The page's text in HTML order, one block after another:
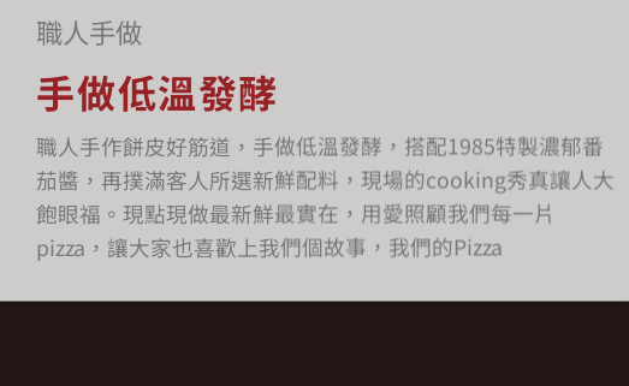
職人手做
手做低溫發酵
職人手作餅皮好筋道，手做低溫發酵，搭配1985特製濃郁番
茄醬，再撲滿客人所選新鮮配料，現場的cooking秀真讓人大
飽眼福。現點現做最新鮮最實在，用愛照顧我們每一片
pizza，讓大家也喜歡上我們個故事，我們的Pizza